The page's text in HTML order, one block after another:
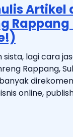
Artikel
Rappang
sista, lagi cara
Rappang,
online,